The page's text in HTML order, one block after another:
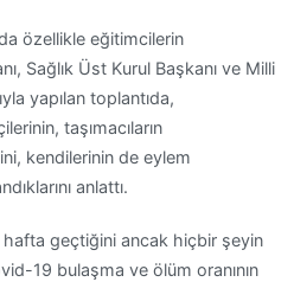
özellikle eğitimcilerin
Sağlık Üst Kurul Başkanı ve Milli
yapılan toplantıda,
taşımacıların
kendilerinin de eylem
anlattı.
geçtiğini ancak hiçbir şeyin
19 bulaşma ve ölüm oranının